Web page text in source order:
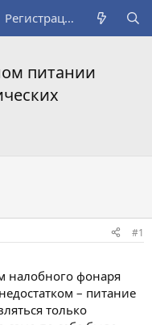
Регистрация
питании
#1
налобного фонаря
– питание
только